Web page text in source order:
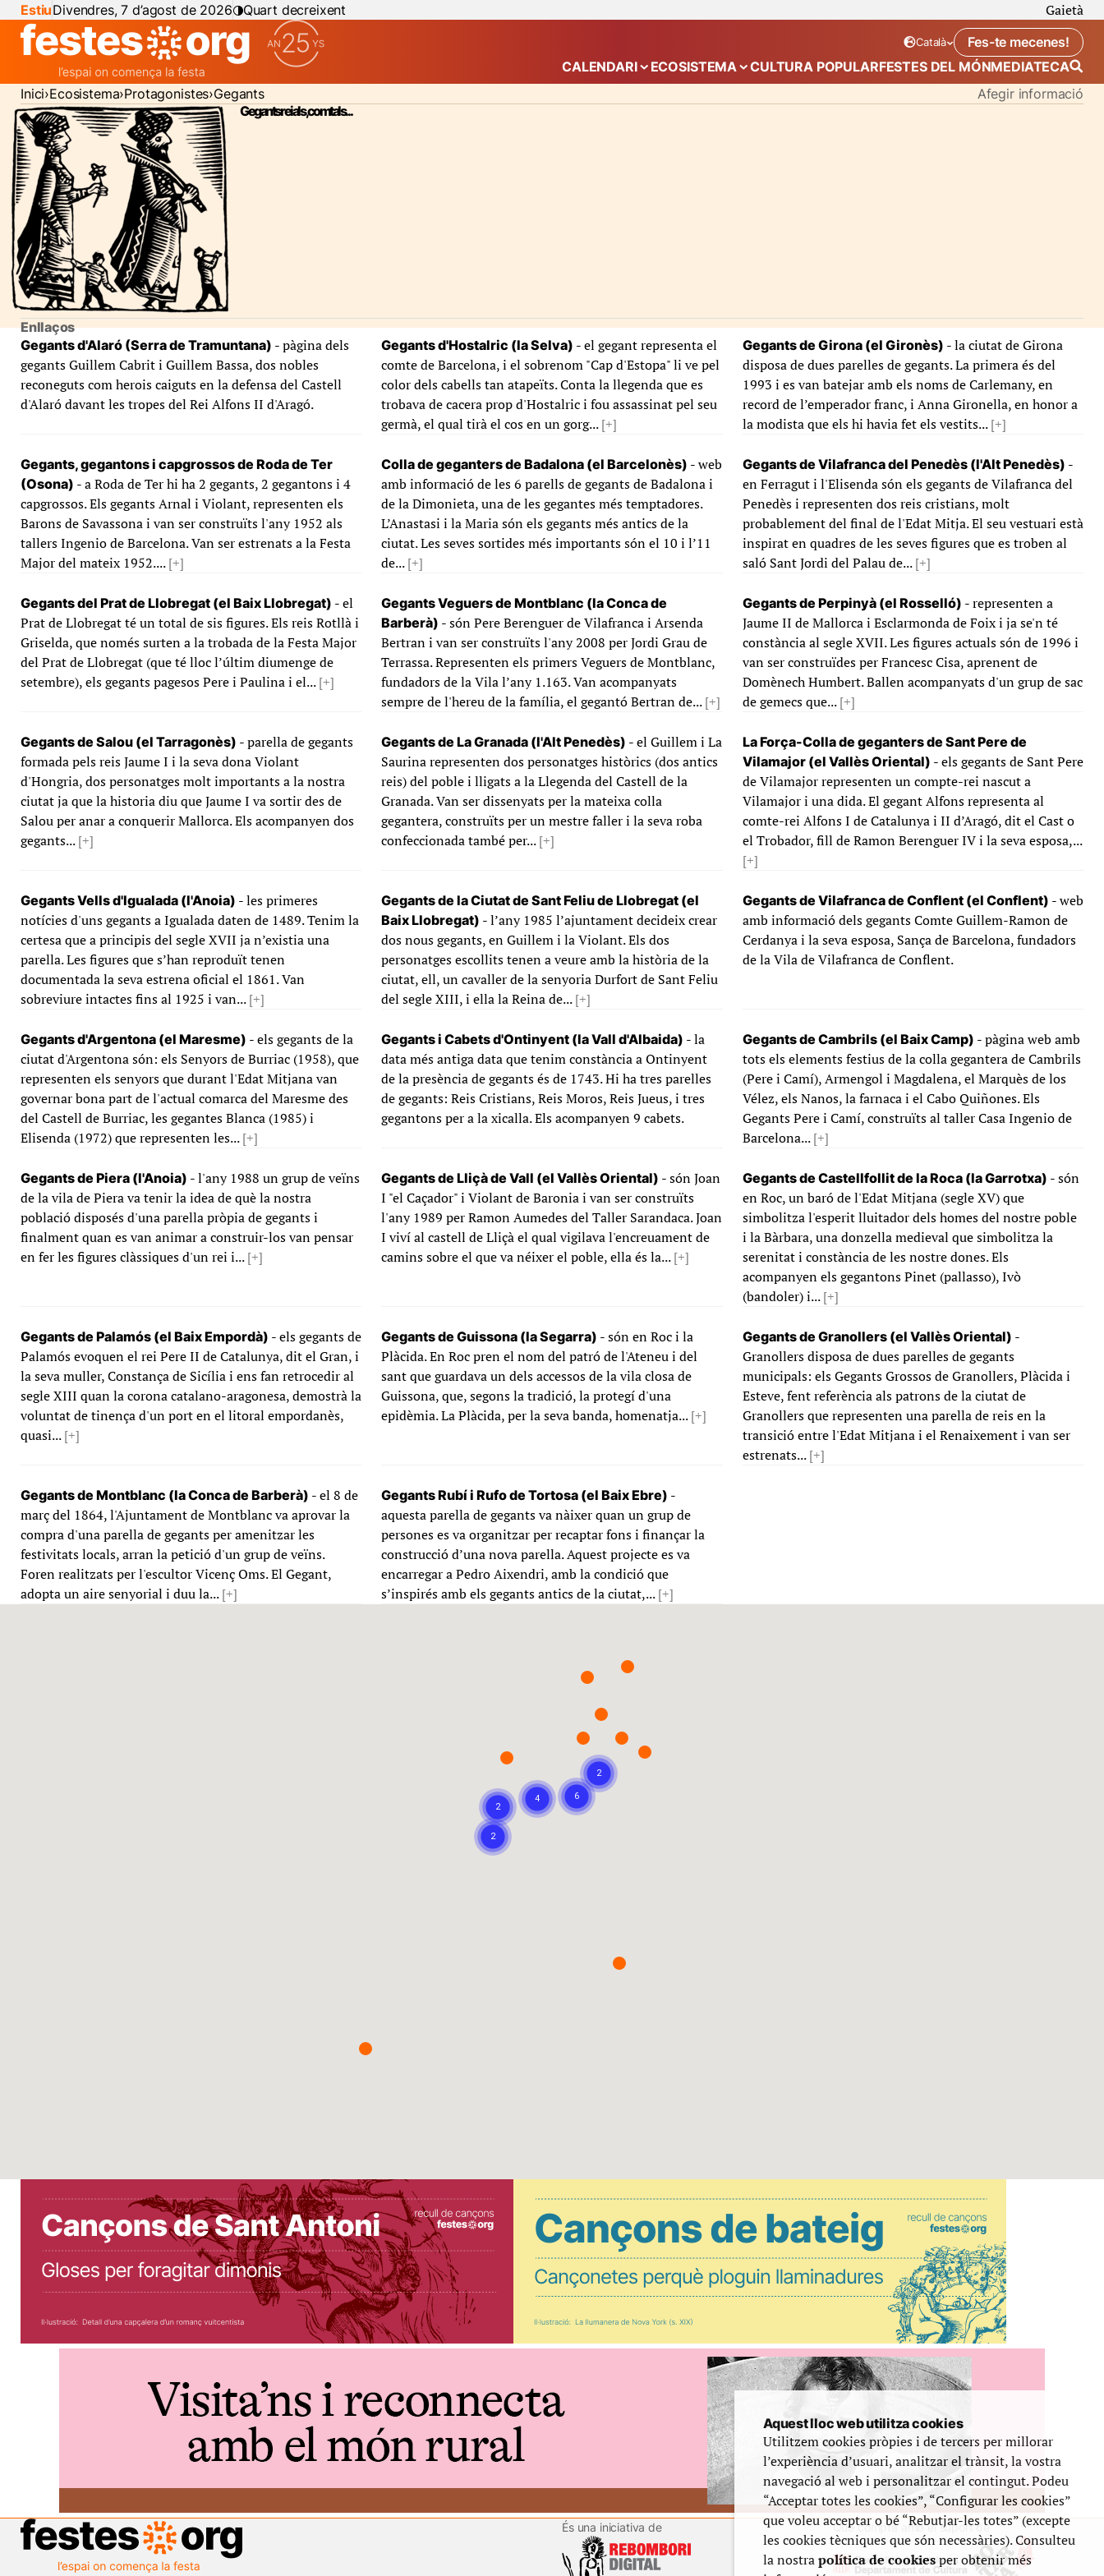
EstiuDivendres, 7 d’agost de 2026 Quart decreixent Gaietà
Idioma seleccionat:
Català
. Canviar idiomaFes-te mecenes!
CALENDARI Mostra el submenú de “Calendari”
ECOSISTEMA Mostra el submenú de “Ecosistema”
CULTURA POPULARFESTES DEL MÓNMEDIATECA
Inici Ecosistema Protagonistes Gegants
Afegir informació
Gegants reials, comtals...
Enllaços
Gegants d'Alaró (Serra de Tramuntana) - pàgina dels
gegants Guillem Cabrit i Guillem Bassa, dos nobles
reconeguts com herois caiguts en la defensa del Castell
d'Alaró davant les tropes del Rei Alfons II d'Aragó.
Gegants d'Hostalric (la Selva) - el gegant representa el
comte de Barcelona, i el sobrenom "Cap d'Estopa" li ve pel
color dels cabells tan atapeïts. Conta la llegenda que es
trobava de cacera prop d'Hostalric i fou assassinat pel seu
germà, el qual tirà el cos en un gorg...[+]
Gegants de Girona (el Gironès) - la ciutat de Girona
disposa de dues parelles de gegants. La primera és del
1993 i es van batejar amb els noms de Carlemany, en
record de l’emperador franc, i Anna Gironella, en honor a
la modista que els hi havia fet els vestits...[+]
Gegants, gegantons i capgrossos de Roda de Ter
(Osona) - a Roda de Ter hi ha 2 gegants, 2 gegantons i 4
capgrossos. Els gegants Arnal i Violant, representen els
Barons de Savassona i van ser construïts l'any 1952 als
tallers Ingenio de Barcelona. Van ser estrenats a la Festa
Major del mateix 1952....[+]
Colla de geganters de Badalona (el Barcelonès) - web
amb informació de les 6 parells de gegants de Badalona i
de la Dimonieta, una de les gegantes més temptadores.
L’Anastasi i la Maria són els gegants més antics de la
ciutat. Les seves sortides més importants són el 10 i l’11
de...[+]
Gegants de Vilafranca del Penedès (l'Alt Penedès) -
en Ferragut i l'Elisenda són els gegants de Vilafranca del
Penedès i representen dos reis cristians, molt
probablement del final de l'Edat Mitja. El seu vestuari està
inspirat en quadres de les seves figures que es troben al
saló Sant Jordi del Palau de...[+]
Gegants del Prat de Llobregat (el Baix Llobregat) - el
Prat de Llobregat té un total de sis figures. Els reis Rotllà i
Griselda, que només surten a la trobada de la Festa Major
del Prat de Llobregat (que té lloc l’últim diumenge de
setembre), els gegants pagesos Pere i Paulina i el...[+]
Gegants Veguers de Montblanc (la Conca de
Barberà) - són Pere Berenguer de Vilafranca i Arsenda
Bertran i van ser construïts l'any 2008 per Jordi Grau de
Terrassa. Representen els primers Veguers de Montblanc,
fundadors de la Vila l’any 1.163. Van acompanyats
sempre de l'hereu de la família, el gegantó Bertran de...[+]
Gegants de Perpinyà (el Rosselló) - representen a
Jaume II de Mallorca i Esclarmonda de Foix i ja se'n té
constància al segle XVII. Les figures actuals són de 1996 i
van ser construïdes per Francesc Cisa, aprenent de
Domènech Humbert. Ballen acompanyats d'un grup de sac
de gemecs que...[+]
Gegants de Salou (el Tarragonès) - parella de gegants
formada pels reis Jaume I i la seva dona Violant
d'Hongria, dos personatges molt importants a la nostra
ciutat ja que la historia diu que Jaume I va sortir des de
Salou per anar a conquerir Mallorca. Els acompanyen dos
gegants...[+]
Gegants de La Granada (l'Alt Penedès) - el Guillem i La
Saurina representen dos personatges històrics (dos antics
reis) del poble i lligats a la Llegenda del Castell de la
Granada. Van ser dissenyats per la mateixa colla
gegantera, construïts per un mestre faller i la seva roba
confeccionada també per...[+]
La Força-Colla de geganters de Sant Pere de
Vilamajor (el Vallès Oriental) - els gegants de Sant Pere
de Vilamajor representen un compte-rei nascut a
Vilamajor i una dida. El gegant Alfons representa al
comte-rei Alfons I de Catalunya i II d’Aragó, dit el Cast o
el Trobador, fill de Ramon Berenguer IV i la seva esposa,...
[+]
Gegants Vells d'Igualada (l'Anoia) - les primeres
notícies d'uns gegants a Igualada daten de 1489. Tenim la
certesa que a principis del segle XVII ja n’existia una
parella. Les figures que s’han reproduït tenen
documentada la seva estrena oficial el 1861. Van
sobreviure intactes fins al 1925 i van...[+]
Gegants de la Ciutat de Sant Feliu de Llobregat (el
Baix Llobregat) - l’any 1985 l’ajuntament decideix crear
dos nous gegants, en Guillem i la Violant. Els dos
personatges escollits tenen a veure amb la història de la
ciutat, ell, un cavaller de la senyoria Durfort de Sant Feliu
del segle XIII, i ella la Reina de...[+]
Gegants de Vilafranca de Conflent (el Conflent) - web
amb informació dels gegants Comte Guillem-Ramon de
Cerdanya i la seva esposa, Sança de Barcelona, fundadors
de la Vila de Vilafranca de Conflent.
Gegants d'Argentona (el Maresme) - els gegants de la
ciutat d'Argentona són: els Senyors de Burriac (1958), que
representen els senyors que durant l'Edat Mitjana van
governar bona part de l'actual comarca del Maresme des
del Castell de Burriac, les gegantes Blanca (1985) i
Elisenda (1972) que representen les...[+]
Gegants i Cabets d'Ontinyent (la Vall d'Albaida) - la
data més antiga data que tenim constància a Ontinyent
de la presència de gegants és de 1743. Hi ha tres parelles
de gegants: Reis Cristians, Reis Moros, Reis Jueus, i tres
gegantons per a la xicalla. Els acompanyen 9 cabets.
Gegants de Cambrils (el Baix Camp) - pàgina web amb
tots els elements festius de la colla gegantera de Cambrils
(Pere i Camí), Armengol i Magdalena, el Marquès de los
Vélez, els Nanos, la farnaca i el Cabo Quiñones. Els
Gegants Pere i Camí, construïts al taller Casa Ingenio de
Barcelona...[+]
Gegants de Piera (l'Anoia) - l'any 1988 un grup de veïns
de la vila de Piera va tenir la idea de què la nostra
població disposés d'una parella pròpia de gegants i
finalment quan es van animar a construir-los van pensar
en fer les figures clàssiques d'un rei i...[+]
Gegants de Lliçà de Vall (el Vallès Oriental) - són Joan
I "el Caçador" i Violant de Baronia i van ser construïts
l'any 1989 per Ramon Aumedes del Taller Sarandaca. Joan
I viví al castell de Lliçà el qual vigilava l'encreuament de
camins sobre el que va néixer el poble, ella és la...[+]
Gegants de Castellfollit de la Roca (la Garrotxa) - són
en Roc, un baró de l'Edat Mitjana (segle XV) que
simbolitza l'esperit lluitador dels homes del nostre poble
i la Bàrbara, una donzella medieval que simbolitza la
serenitat i constància de les nostre dones. Els
acompanyen els gegantons Pinet (pallasso), Ivò
(bandoler) i...[+]
Gegants de Palamós (el Baix Empordà) - els gegants de
Palamós evoquen el rei Pere II de Catalunya, dit el Gran, i
la seva muller, Constança de Sicília i ens fan retrocedir al
segle XIII quan la corona catalano-aragonesa, demostrà la
voluntat de tinença d'un port en el litoral empordanès,
quasi...[+]
Gegants de Guissona (la Segarra) - són en Roc i la
Plàcida. En Roc pren el nom del patró de l'Ateneu i del
sant que guardava un dels accessos de la vila closa de
Guissona, que, segons la tradició, la protegí d'una
epidèmia. La Plàcida, per la seva banda, homenatja...[+]
Gegants de Granollers (el Vallès Oriental) -
Granollers disposa de dues parelles de gegants
municipals: els Gegants Grossos de Granollers, Plàcida i
Esteve, fent referència als patrons de la ciutat de
Granollers que representen una parella de reis en la
transició entre l'Edat Mitjana i el Renaixement i van ser
estrenats...[+]
Gegants de Montblanc (la Conca de Barberà) - el 8 de
març del 1864, l'Ajuntament de Montblanc va aprovar la
compra d'una parella de gegants per amenitzar les
festivitats locals, arran la petició d'un grup de veïns.
Foren realitzats per l'escultor Vicenç Oms. El Gegant,
adopta un aire senyorial i duu la...[+]
Gegants Rubí i Rufo de Tortosa (el Baix Ebre) -
aquesta parella de gegants va nàixer quan un grup de
persones es va organitzar per recaptar fons i finançar la
construcció d’una nova parella. Aquest projecte es va
encarregar a Pedro Aixendri, amb la condició que
s’inspirés amb els gegants antics de la ciutat,...[+]
És una iniciativa de Que compta amb el suport de
Aquest lloc web utilitza cookies
Utilitzem cookies pròpies i de tercers per millorar
l’experiència d’usuari, analitzar el trànsit, la vostra
navegació al web i personalitzar el contingut. Podeu
“Acceptar totes les cookies”, “Configurar les cookies”
que voleu acceptar o bé “Rebutjar-les totes” (excepte
les cookies tècniques que són necessàries). Consulteu
la nostrapolítica de cookiesper obtenir més